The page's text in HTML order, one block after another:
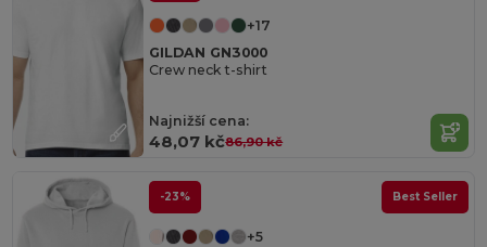
+17
GILDAN GN3000
Crew neck t-shirt
Najnižší cena:
48,07 kč86,90 kč
-23% Best Seller
+5